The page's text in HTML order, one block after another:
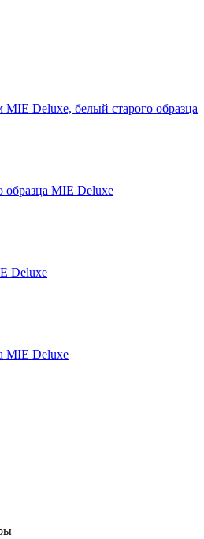
Deluxe, белый старого образца
образца MIE Deluxe
Deluxe
MIE Deluxe